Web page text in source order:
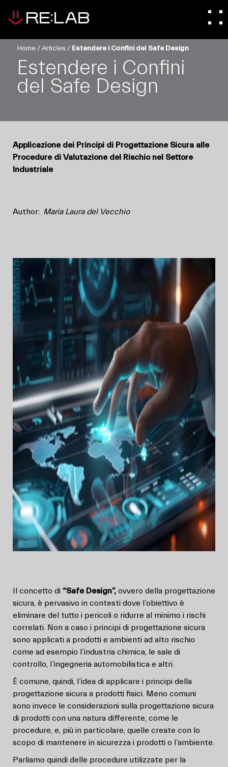
Home/Articles / Estendere i Confini del Safe Design
Estendere i Confini
del Safe Design
Applicazione dei Principi di Progettazione Sicura alle
Procedure di Valutazione del Rischio nel Settore
Industriale
Author: Maria Laura del Vecchio
Il concetto di “Safe Design”, ovvero della progettazione
sicura, è pervasivo in contesti dove l’obiettivo è
eliminare del tutto i pericoli o ridurre al minimo i rischi
correlati. Non a caso i principi di progettazione sicura
sono applicati a prodotti e ambienti ad alto rischio
come ad esempio l’industria chimica, le sale di
controllo, l’ingegneria automobilistica e altri.
È comune, quindi, l’idea di applicare i principi della
progettazione sicura a prodotti fisici. Meno comuni
sono invece le considerazioni sulla progettazione sicura
di prodotti con una natura differente, come le
procedure, e, più in particolare, quelle create con lo
scopo di mantenere in sicurezza i prodotti o l’ambiente.
Parliamo quindi delle procedure utilizzate per la